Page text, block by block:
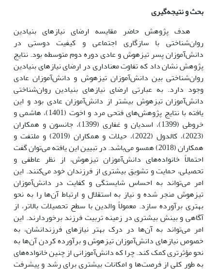
بحث و نتیجه‌گیری
هدف پژوهش حاضر مقایسه ارضای نیازهای بنیادین
روان‌شناختی با سازگاری اجتماعی و کیفیت دوستی در
دانش‌آموزان پسر تیزهوش و عادی دوره دوم متوسطه بود. نتایج
پژوهش نشان داد که تفاوت معناداری در ارضای نیازهای بنیادین
روان‌شناختی بین دانش‌آموزان تیزهوش و دانش‌آموزان عادی
وجود دارد. به عبارتی ارضای نیازهای بنیادین روان‌شناختی
دانش‌آموزان تیزهوش بیشتر از دانش‌آموزان عادی بود و این
یافته با نتایج پژوهش‌های فتحی مرد و اخوت (1401)، هاشمی و
خروطی (1399)، اسدیان و غفاری (1399)، جانسون و همکاران
(2023)، کالدول (2022)، حیلات و همکاران (2019) و ملتفت و
همکاران (2018) همسو می‌باشد. در تبیین این یافته می‌توان گفت
احتمالاً خانواده‌های دانش‌آموزان تیزهوش، از نظر عاطفی و
تحصیلی، حمایت و تشویق بیشتری از فرزندان خود می‌کنند. این
امر می‌تواند به احساس شایستگی و کفایت در دانش‌آموزان
تیزهوش منجر شده و نیاز به استقلال و ارتباط آن‌ها را به نحو
بهتری برآورده سازد. معمولاً والدین با سطح تحصیلات بالاتر، از
آگاهی و بینش بیشتری در زمینه تربیت فرزند برخوردارند. این
امر می‌تواند به آن‌ها در درک بهتر نیازهای فرزندانشان، به
خصوص نیازهای دانش‌آموزان تیزهوش و برآورده کردن آن‌ها به
نحو مؤثرتری کمک کند. چرا که دانش‌آموزانی از چنین خانواده‌های
به طور کلی از فرصت‌ها و امکانات بیشتری برای رشد و پیشرفت